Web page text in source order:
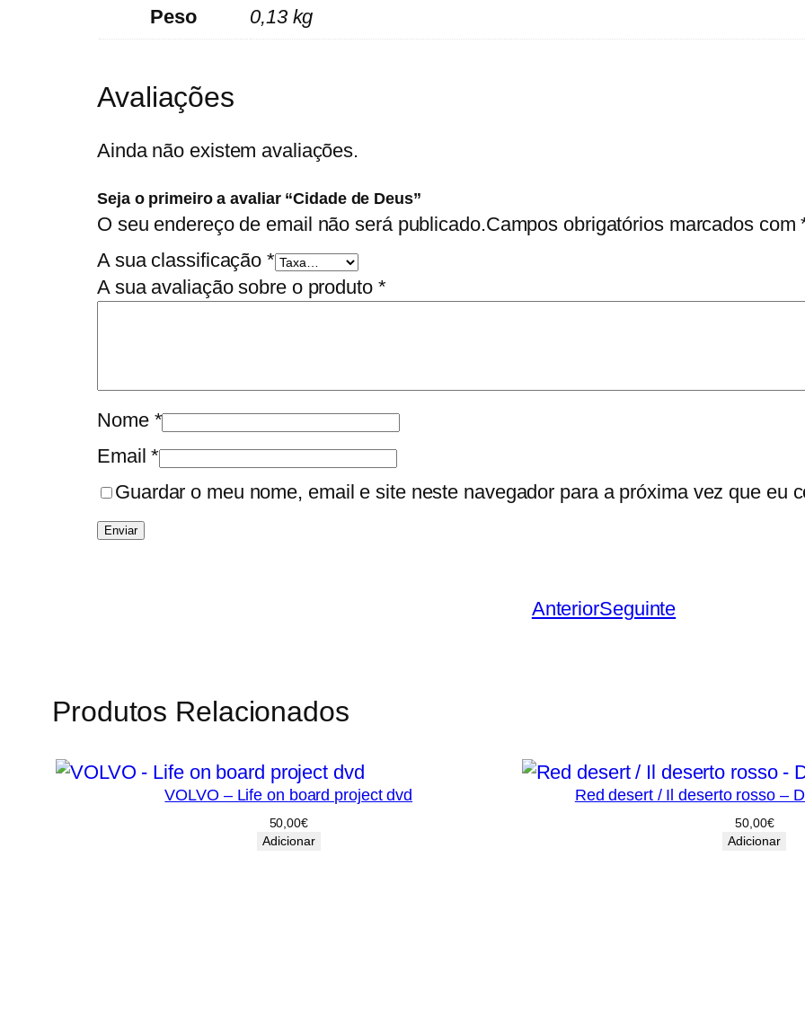
Peso 0,13 kg
Avaliações
Ainda não existem avaliações.
Seja o primeiro a avaliar “Cidade de Deus”
O seu endereço de email não será publicado.Campos obrigatórios marcados com
A sua classificação *
A sua avaliação sobre o produto *
Nome *
Email*
Guardar o meu nome, email e site neste navegador para a próxima vez que eu
AnteriorSeguinte
Produtos Relacionados
VOLVO – Life on board project dvd
50,00€
Adicionar
Red desert / Il deserto rosso –
50,00€
Adicionar